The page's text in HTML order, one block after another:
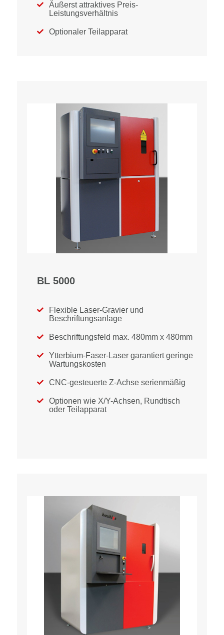

Äußerst attraktives Preis-
Leistungsverhältnis
 Optionaler Teilapparat
BL 5000

Flexible Laser-Gravier und
Beschriftungsanlage
 Beschriftungsfeld max. 480mm x 480mm

Ytterbium-Faser-Laser garantiert geringe
Wartungskosten
 CNC-gesteuerte Z-Achse serienmäßig

Optionen wie X/Y-Achsen, Rundtisch
oder Teilapparat